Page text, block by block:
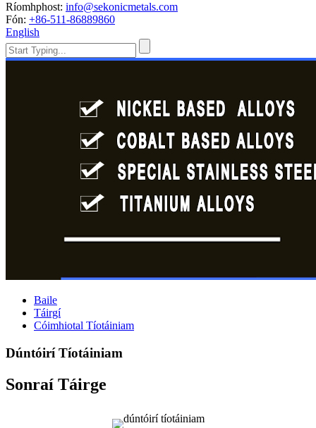
Ríomhphost: info@sekonicmetals.com
Fón: +86-511-86889860
English
Baile
Táirgí
Cóimhiotal Tíotáiniam
Dúntóirí Tíotáiniam
Sonraí Táirge